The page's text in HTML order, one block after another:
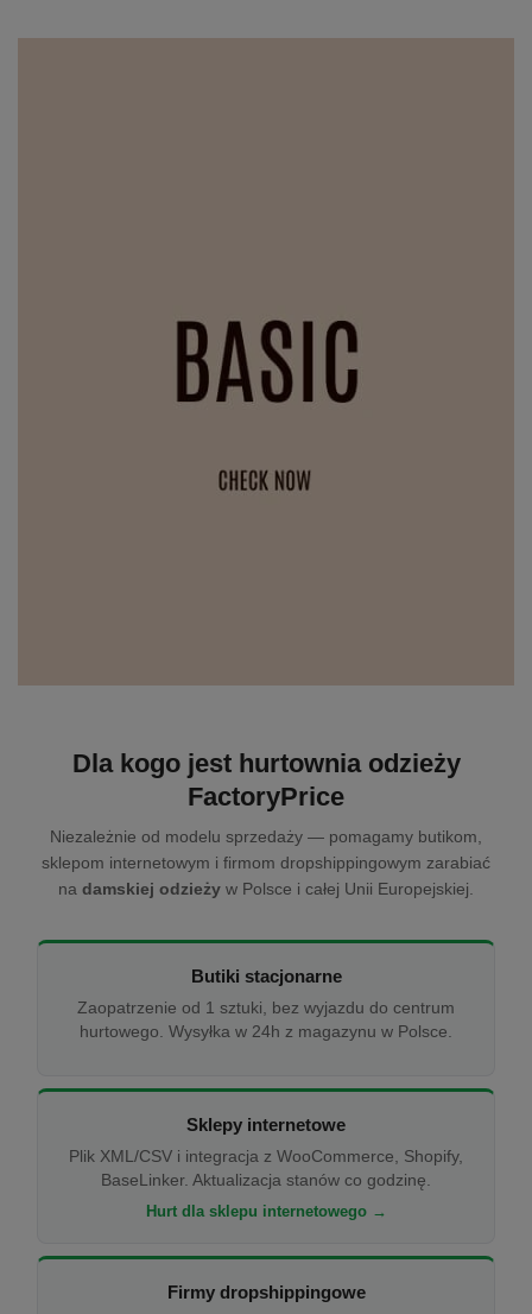
Dla kogo jest hurtownia odzieży
FactoryPrice
Niezależnie od modelu sprzedaży — pomagamy butikom,
sklepom internetowym i firmom dropshippingowym zarabiać
na damskiej odzieży w Polsce i całej Unii Europejskiej.
Butiki stacjonarne
Zaopatrzenie od 1 sztuki, bez wyjazdu do centrum
hurtowego. Wysyłka w 24h z magazynu w Polsce.
Sklepy internetowe
Plik XML/CSV i integracja z WooCommerce, Shopify,
BaseLinker. Aktualizacja stanów co godzinę.
Hurt dla sklepu internetowego →
Firmy dropshippingowe